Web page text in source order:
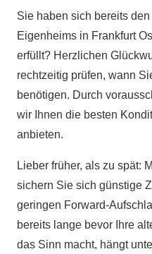
Sie haben sich bereits
Eigenheims in Frankfurt
erfüllt? Herzlichen
rechtzeitig prüfen, wann
benötigen. Durch
wir Ihnen die besten
anbieten.
Lieber früher, als zu spät:
sichern Sie sich günstige
geringen Forward-
bereits lange bevor Ihre
das Sinn macht, hängt